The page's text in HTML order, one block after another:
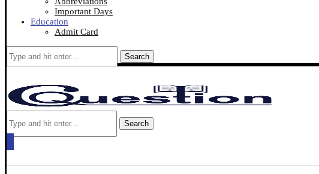
Important Days
Education
Admit Card
Search
Search